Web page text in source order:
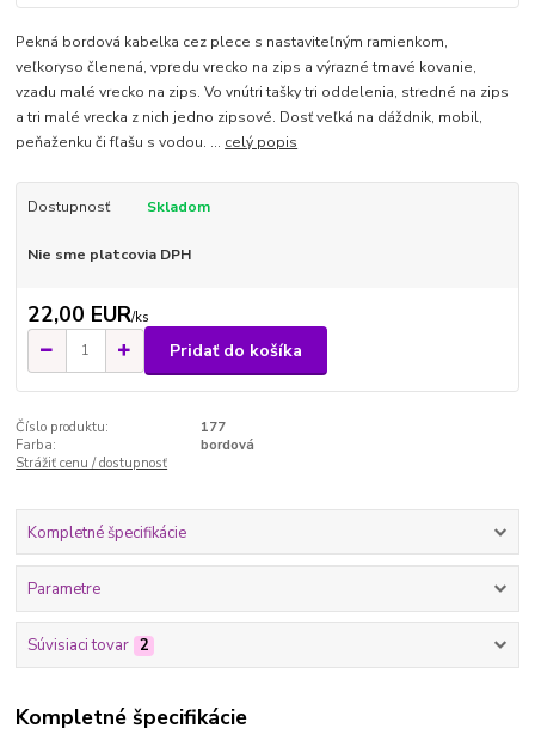
Pekná bordová kabelka cez plece s nastaviteľným ramienkom,
veľkoryso členená, vpredu vrecko na zips a výrazné tmavé kovanie,
vzadu malé vrecko na zips. Vo vnútri tašky tri oddelenia, stredné na zips
a tri malé vrecka z nich jedno zipsové. Dosť veľká na dáždnik, mobil,
peňaženku či fľašu s vodou. ... celý popis
Dostupnosť Skladom
Nie sme platcovia DPH
22,00 EUR/ks
Pridať do košíka
Číslo produktu:
177
Farba:
bordová
Strážiť cenu / dostupnosť
Kompletné špecifikácie
Parametre
Súvisiaci tovar 2
Kompletné špecifikácie